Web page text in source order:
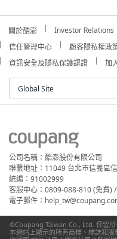
關於酷澎 Investor Relations
信任管理中心
顧客隱私權政
資訊安全及隱私保護認證
加
Global Site
公司名稱：酷澎股份有限公司
聯繫地址：11049 台北市信義區
統編：91002999
客服中心：0809-088-810 (免費)
電子郵件：
©Coupang Taiwan Co., Ltd. 保留所
本網站上顯示的所有商標、標誌和